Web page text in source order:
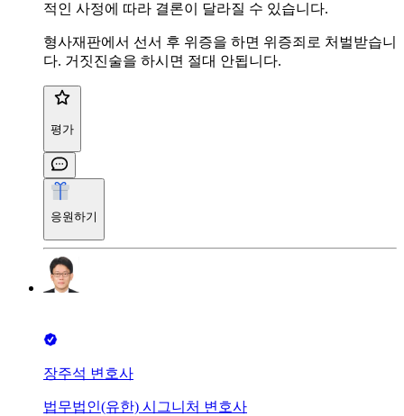
적인 사정에 따라 결론이 달라질 수 있습니다.
형사재판에서 선서 후 위증을 하면 위증죄로 처벌받습니
다. 거짓진술을 하시면 절대 안됩니다.
평가
응원하기
장주석 변호사
법무법인(유한) 시그니처 변호사